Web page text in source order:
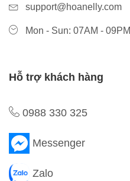
support@hoanelly.com
Mon - Sun: 07AM - 09PM
Hỗ trợ khách hàng
0988 330 325
Messenger
Zalo